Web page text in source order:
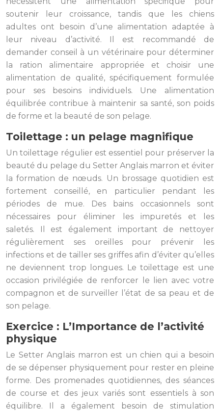
soutenir leur croissance, tandis que les chiens
adultes ont besoin d’une alimentation adaptée à
leur niveau d’activité. Il est recommandé de
demander conseil à un vétérinaire pour déterminer
la ration alimentaire appropriée et choisir une
alimentation de qualité, spécifiquement formulée
pour ses besoins individuels. Une alimentation
équilibrée contribue à maintenir sa santé, son poids
de forme et la beauté de son pelage.
Toilettage : un pelage magnifique
Un toilettage régulier est essentiel pour préserver la
beauté du pelage du Setter Anglais marron et éviter
la formation de nœuds. Un brossage quotidien est
fortement conseillé, en particulier pendant les
périodes de mue. Des bains occasionnels sont
nécessaires pour éliminer les impuretés et les
saletés. Il est également important de nettoyer
régulièrement ses oreilles pour prévenir les
infections et de tailler ses griffes afin d’éviter qu’elles
ne deviennent trop longues. Le toilettage est une
occasion privilégiée de renforcer le lien avec votre
compagnon et de surveiller l’état de sa peau et de
son pelage.
Exercice : L’Importance de l’activité
physique
Le Setter Anglais marron est un chien qui a besoin
de se dépenser physiquement pour rester en pleine
forme. Des promenades quotidiennes, des séances
de course et des jeux variés sont essentiels à son
équilibre. Il a également besoin de stimulation